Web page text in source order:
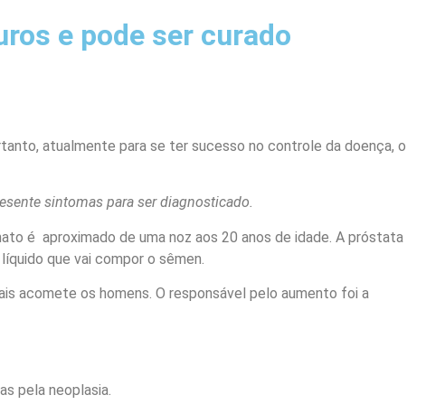
e pode ser curado
atualmente para se ter sucesso no controle da doença, o
sintomas para ser diagnosticado.
é aproximado de uma noz aos 20 anos de idade. A próstata
que vai compor o sêmen.
acomete os homens. O responsável pelo aumento foi a
pela neoplasia.